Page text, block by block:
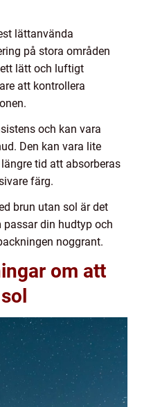
lättanvända
på stora områden
lätt och luftigt
att kontrollera
och kan vara
Den kan vara lite
tid att absorberas
färg.
brun utan sol är det
din hudtyp och
noggrant.
om att